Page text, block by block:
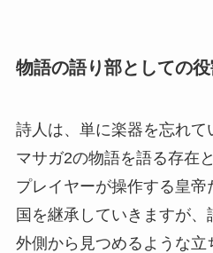
物語の語り部としての役
詩人は、単に楽器を忘れて
マサガ2の物語を語る存在
プレイヤーが操作する皇
国を継承していきますが
外側から見つめるような立